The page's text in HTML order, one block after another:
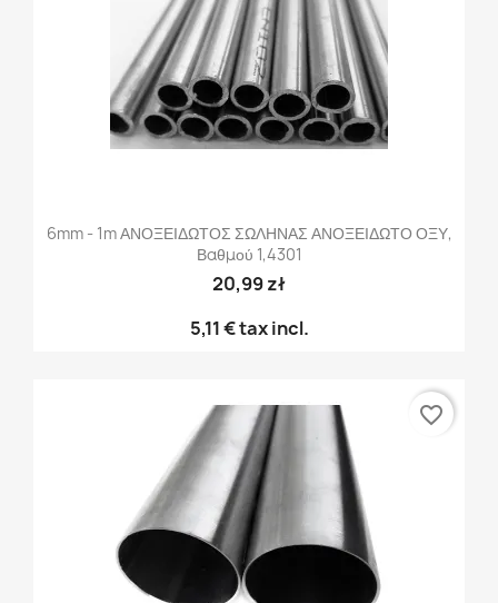
6mm - 1m ΑΝΟΞΕΙΔΩΤΟΣ ΣΩΛΗΝΑΣ ΑΝΟΞΕΙΔΩΤΟ ΟΞΥ,
Βαθμού 1,4301
20,99 zł
5,11 €tax incl.
favorite_border